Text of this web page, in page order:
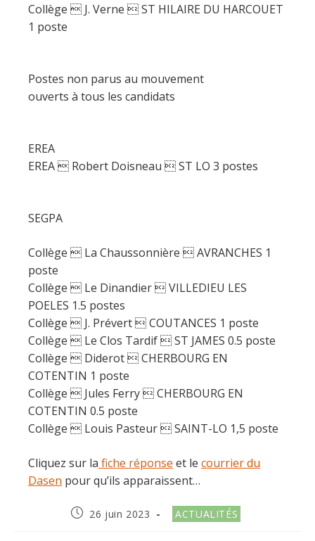
Collège  J. Verne  ST HILAIRE DU HARCOUET
1 poste
Postes non parus au mouvement
ouverts à tous les candidats
EREA
EREA  Robert Doisneau  ST LO 3 postes
SEGPA
Collège  La Chaussonnière  AVRANCHES 1
poste
Collège  Le Dinandier  VILLEDIEU LES
POELES 1.5 postes
Collège  J. Prévert  COUTANCES 1 poste
Collège  Le Clos Tardif  ST JAMES 0.5 poste
Collège  Diderot  CHERBOURG EN
COTENTIN 1 poste
Collège  Jules Ferry  CHERBOURG EN
COTENTIN 0.5 poste
Collège  Louis Pasteur  SAINT-LO 1,5 poste
Cliquez sur la fiche réponse et le courrier du
Dasen pour qu’ils apparaissent…
Publication
26 juin 2023
Post
category:
ACTUALITÉS